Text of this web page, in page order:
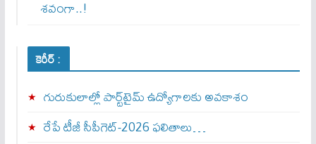
శవంగా..!
కెరీర్ :
గురుకులాల్లో పార్ట్‌టైమ్ ఉద్యోగాలకు అవకాశం
రేపే టీజీ సీపీగెట్‌-2026 ఫలితాలు…